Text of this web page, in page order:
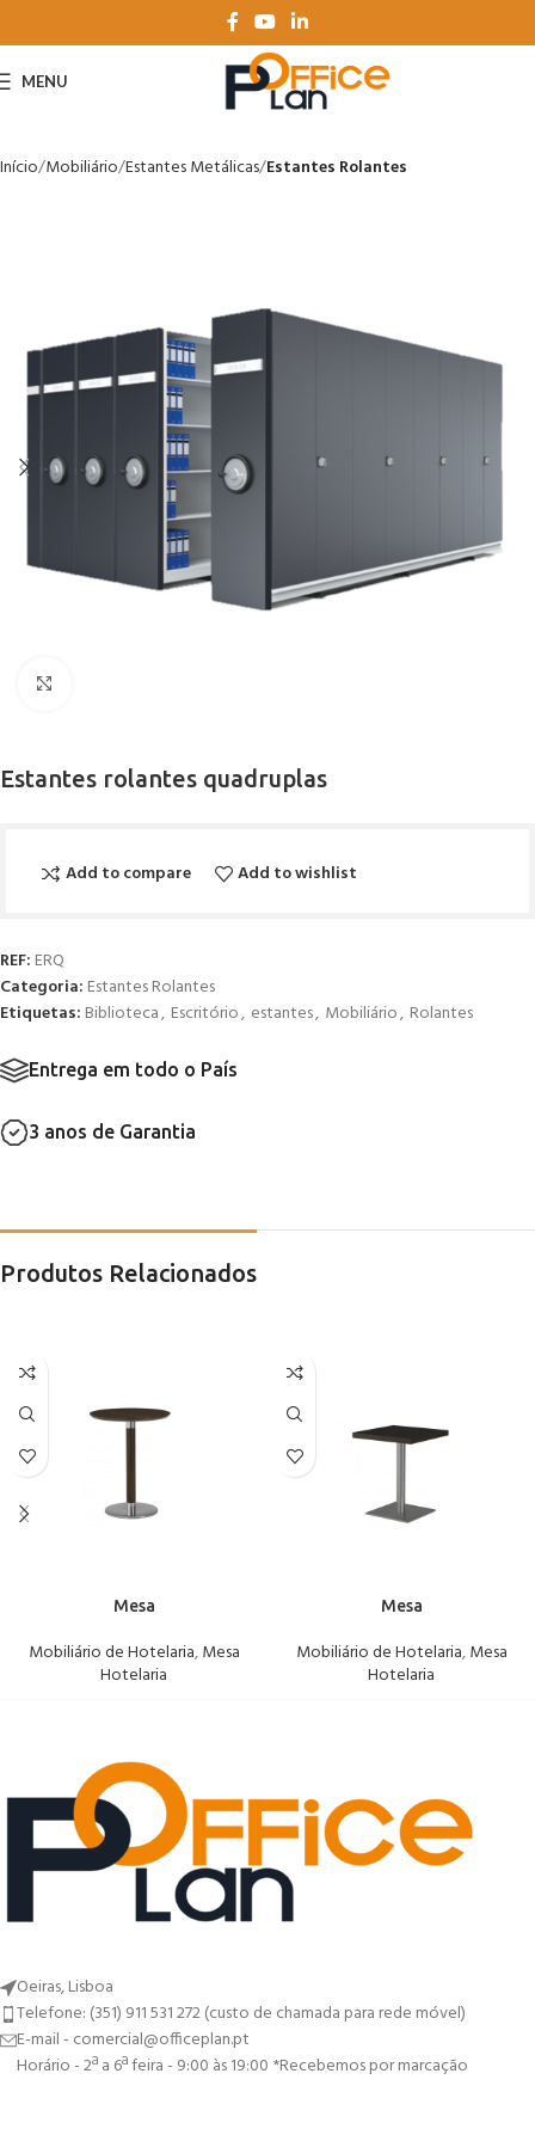
MENU
Início Mobiliário Estantes Metálicas Estantes Rolantes
Estantes rolantes quadruplas
Add to compare Add to wishlist
REF: ERQ
Categoria: Estantes Rolantes
Etiquetas: Biblioteca, Escritório, estantes, Mobiliário, Rolantes
Entrega em todo o País
3 anos de Garantia
Produtos Relacionados
Mesa
Mobiliário de Hotelaria,Mesa
Hotelaria
Mesa
Mobiliário de Hotelaria,Mesa
Hotelaria
Oeiras, Lisboa
Telefone: (351) 911 531 272 (custo de chamada para rede móvel)
E-mail - comercial@officeplan.pt
Horário - 2ª a 6ª feira - 9:00 às 19:00 *Recebemos por marcação